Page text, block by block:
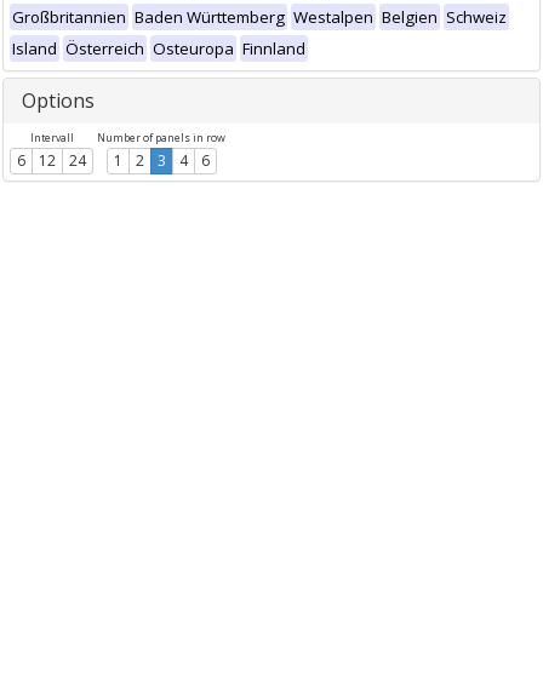
Großbritannien Baden Württemberg Westalpen Belgien Schweiz
Island Österreich Osteuropa Finnland
Options
Intervall
6 12 24
Number of panels in row
1 2 3 4 6